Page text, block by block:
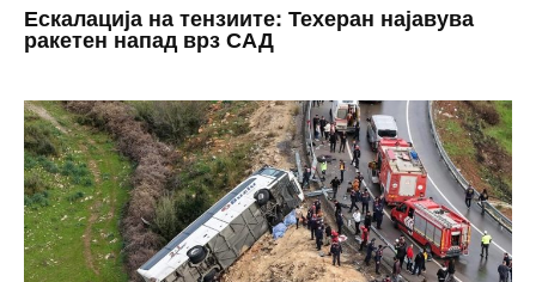
Ескалација на тензиите: Техеран најавува
ракетен напад врз САД